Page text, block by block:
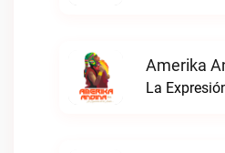
Amerika
La